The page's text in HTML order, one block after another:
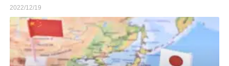
2022/12/19